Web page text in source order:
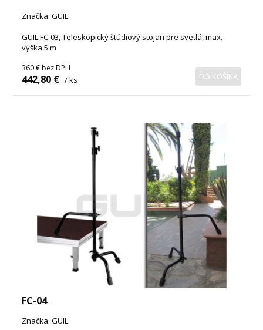
Značka: GUIL
GUIL FC-03, Teleskopický štúdiový stojan pre svetlá, max.
výška 5 m
360 € bez DPH
442,80 € / ks DO KOŠÍKA
FC-04
Značka: GUIL